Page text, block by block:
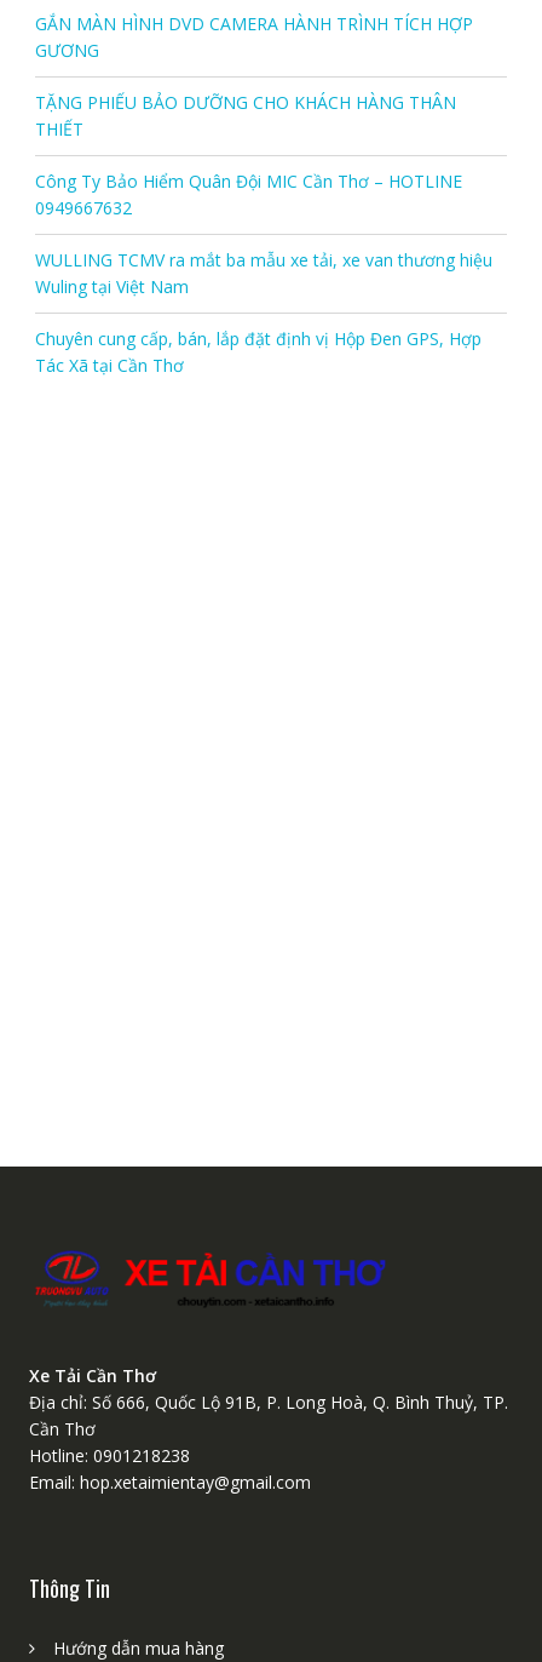
GẮN MÀN HÌNH DVD CAMERA HÀNH TRÌNH TÍCH HỢP
GƯƠNG
TẶNG PHIẾU BẢO DƯỠNG CHO KHÁCH HÀNG THÂN
THIẾT
Công Ty Bảo Hiểm Quân Đội MIC Cần Thơ – HOTLINE
0949667632
WULLING TCMV ra mắt ba mẫu xe tải, xe van thương hiệu
Wuling tại Việt Nam
Chuyên cung cấp, bán, lắp đặt định vị Hộp Đen GPS, Hợp
Tác Xã tại Cần Thơ
Xe Tải Cần Thơ
Địa chỉ: Số 666, Quốc Lộ 91B, P. Long Hoà, Q. Bình Thuỷ, TP.
Cần Thơ
Hotline: 0901218238
Email: hop.xetaimientay@gmail.com
Thông Tin
Hướng dẫn mua hàng